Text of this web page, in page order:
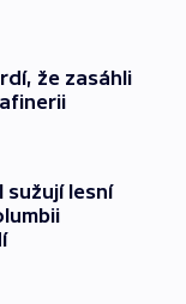
že zasáhli
sužují lesní